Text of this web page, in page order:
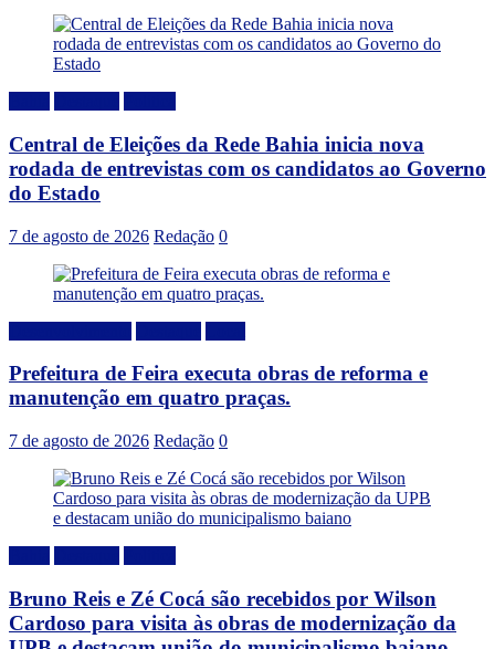
Central de Eleições da Rede Bahia inicia nova
rodada de entrevistas com os candidatos ao Governo
do Estado
7 de agosto de 2026 Redação 0
Prefeitura de Feira executa obras de reforma e
manutenção em quatro praças.
7 de agosto de 2026 Redação 0
Bruno Reis e Zé Cocá são recebidos por Wilson
Cardoso para visita às obras de modernização da